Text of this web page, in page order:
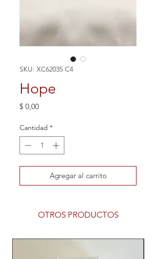
SKU: XC62035 C4
Hope
$ 0,00Precio
Cantidad *
Agregar al carrito
OTROS PRODUCTOS